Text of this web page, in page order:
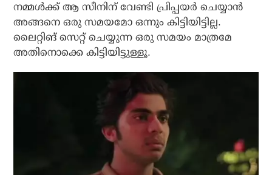
നമ്മള്‍ക്ക് ആ സീനിന് വേണ്ടി പ്രിപ്പയര്‍ ചെയ്യാന്‍
അങ്ങനെ ഒരു സമയമോ ഒന്നും കിട്ടിയിട്ടില്ല.
ലൈറ്റിങ് സെറ്റ് ചെയ്യുന്ന ഒരു സമയം മാത്രമേ
അതിനൊക്കെ കിട്ടിയിട്ടുള്ളൂ.